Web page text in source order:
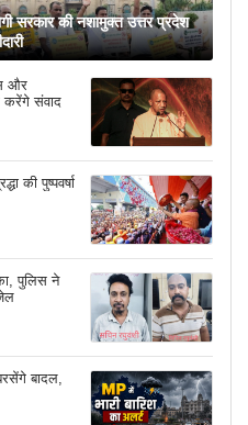
सरकार की नशामुक्त उत्तर प्रदेश
और
करेंगे संवाद
की पुष्पवर्षा
पुलिस ने
बादल,